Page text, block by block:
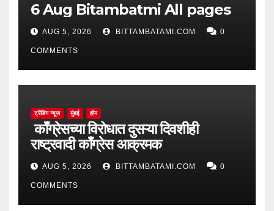
6 Aug Bitambatmi All pages
AUG 5, 2026 BITTAMBATAMI.COM 0
COMMENTS
ट्रेंडिंग न्यूज मुंबई होम
काँग्रेसच्या विरोधात दुसऱ्या दिवशीही
राष्ट्रवादी काँग्रेस आक्रमक
AUG 5, 2026 BITTAMBATAMI.COM 0
COMMENTS